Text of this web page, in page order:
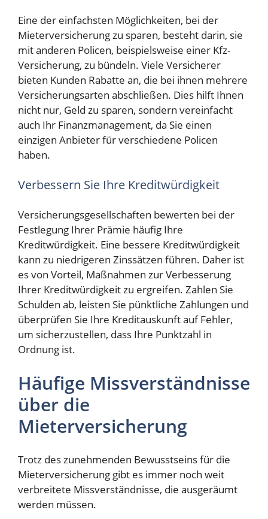
Eine der einfachsten Möglichkeiten, bei der
Mieterversicherung zu sparen, besteht darin, sie
mit anderen Policen, beispielsweise einer Kfz-
Versicherung, zu bündeln. Viele Versicherer
bieten Kunden Rabatte an, die bei ihnen mehrere
Versicherungsarten abschließen. Dies hilft Ihnen
nicht nur, Geld zu sparen, sondern vereinfacht
auch Ihr Finanzmanagement, da Sie einen
einzigen Anbieter für verschiedene Policen
haben.
Verbessern Sie Ihre Kreditwürdigkeit
Versicherungsgesellschaften bewerten bei der
Festlegung Ihrer Prämie häufig Ihre
Kreditwürdigkeit. Eine bessere Kreditwürdigkeit
kann zu niedrigeren Zinssätzen führen. Daher ist
es von Vorteil, Maßnahmen zur Verbesserung
Ihrer Kreditwürdigkeit zu ergreifen. Zahlen Sie
Schulden ab, leisten Sie pünktliche Zahlungen und
überprüfen Sie Ihre Kreditauskunft auf Fehler,
um sicherzustellen, dass Ihre Punktzahl in
Ordnung ist.
Häufige Missverständnisse
über die
Mieterversicherung
Trotz des zunehmenden Bewusstseins für die
Mieterversicherung gibt es immer noch weit
verbreitete Missverständnisse, die ausgeräumt
werden müssen.